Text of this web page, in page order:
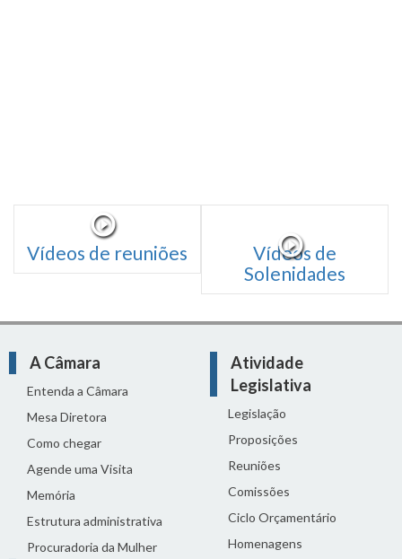
Vídeos de reuniões
Vídeos de
Solenidades
A Câmara
Entenda a Câmara
Mesa Diretora
Como chegar
Agende uma Visita
Memória
Estrutura administrativa
Procuradoria da Mulher
Atividade
Legislativa
Legislação
Proposições
Reuniões
Comissões
Ciclo Orçamentário
Homenagens